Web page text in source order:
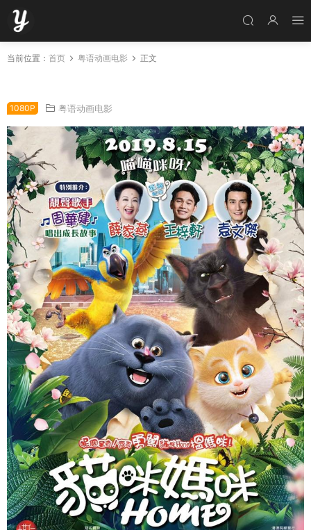
当前位置： 首页 粤语动画电影 正文
1080P 粤语动画电影